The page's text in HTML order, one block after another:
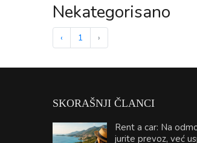
Nekategorisano
‹ 1 ›
SKORAŠNJI ČLANCI
Rent a car: Na
jurite prevoz, već